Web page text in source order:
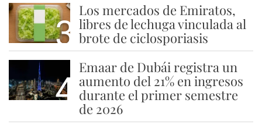
3
Los mercados de Emiratos,
libres de lechuga vinculada al
brote de ciclosporiasis
4
Emaar de Dubái registra un
aumento del 21% en ingresos
durante el primer semestre
de 2026